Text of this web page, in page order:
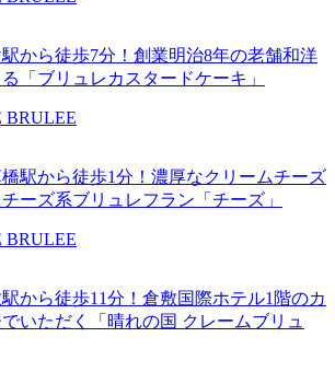
駅から徒歩7分！創業明治8年の老舗和洋
「ブリュレカスタードケーキ」
BRULEE
橋駅から徒歩1分！濃厚なクリームチーズ
ーズ系ブリュレフラン「チーズ」
BRULEE
駅から徒歩11分！倉敷国際ホテル1階のカ
いただく「晴れの国 クレームブリュ